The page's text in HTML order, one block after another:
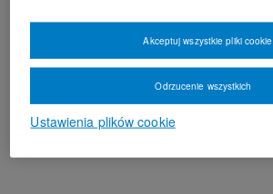
Ustawienia plików cookie
Odrzucenie wszystkich
Akceptuj wszystkie pliki cookie